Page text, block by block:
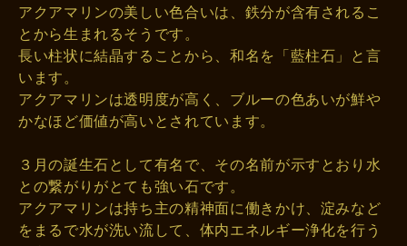
アクアマリンの美しい色合いは、鉄分が含有されるこ
とから生まれるそうです。
長い柱状に結晶することから、和名を「藍柱石」と言
います。
アクアマリンは透明度が高く、ブルーの色あいが鮮や
かなほど価値が高いとされています。
３月の誕生石として有名で、その名前が示すとおり水
との繋がりがとても強い石です。
アクアマリンは持ち主の精神面に働きかけ、淀みなど
をまるで水が洗い流して、体内エネルギー浄化を行う